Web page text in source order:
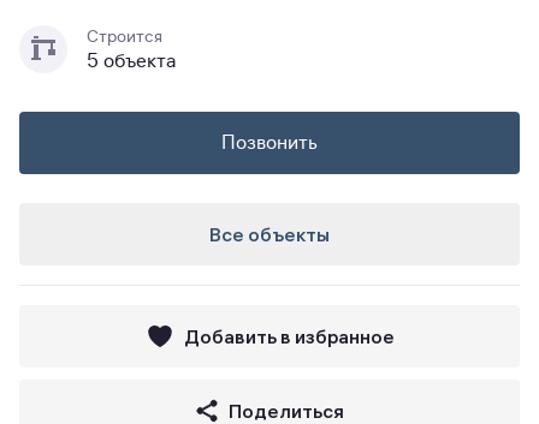
Строится
5 объекта
Позвонить
Все объекты
Добавить в избранное
Поделиться